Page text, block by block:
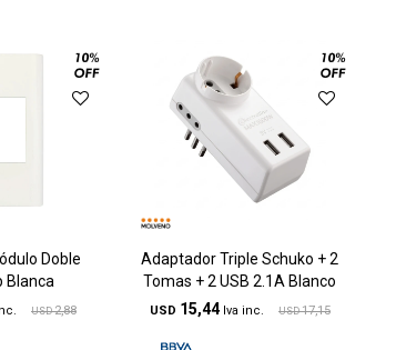
Doble
Blanca
USD 2,88
Adaptador Triple Schuko + 2
Tomas + 2 USB 2.1A Blanco
USD 15,44 USD 17,15